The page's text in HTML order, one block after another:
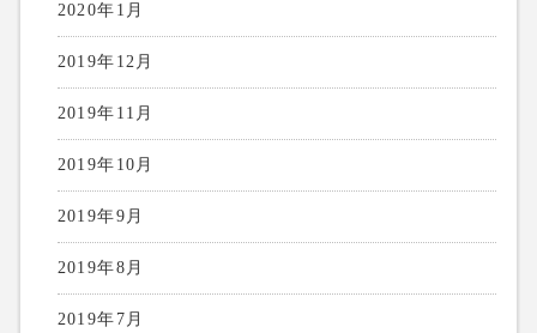
2020年1月
2019年12月
2019年11月
2019年10月
2019年9月
2019年8月
2019年7月